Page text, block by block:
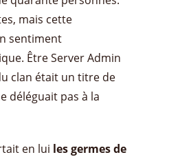
mais cette
sentiment
Être Server Admin
clan était un titre de
déléguait pas à la
en lui les germes de